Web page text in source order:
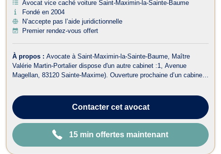
Avocat vice caché voiture Saint-Maximin-la-Sainte-Baume
Fondé en 2004
N’accepte pas l’aide juridictionnelle
Premier rendez-vous offert
À propos : Avocate à Saint-Maximin-la-Sainte-Baume, Maître
Valérie Martin-Portalier dispose d'un autre cabinet :1, Avenue
Magellan, 83120 Sainte-Maxime). Ouverture prochaine d’un cabinet
droit pénal des ...
Contactercet avocat
15 min offertes maintenant